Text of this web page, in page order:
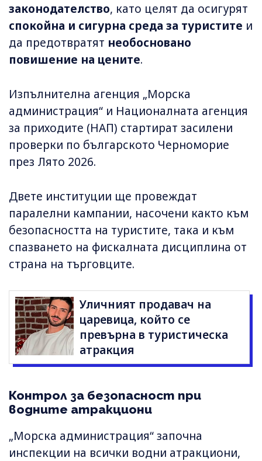
законодателство, като целят да осигурят
спокойна и сигурна среда за туристите и
да предотвратят необосновано
повишение на цените.
Изпълнителна агенция „Морска
администрация“ и Националната агенция
за приходите (НАП) стартират засилени
проверки по българското Черноморие
през Лято 2026.
Двете институции ще провеждат
паралелни кампании, насочени както към
безопасността на туристите, така и към
спазването на фискалната дисциплина от
страна на търговците.
Уличният продавач на
царевица, който се
превърна в туристическа
атракция
Контрол за безопасност при
водните атракциони
„Морска администрация“ започна
инспекции на всички водни атракциони,